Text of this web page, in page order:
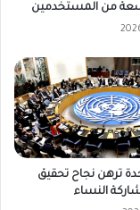
من المستخدمين
ترهن نجاح تحقيق
النساء